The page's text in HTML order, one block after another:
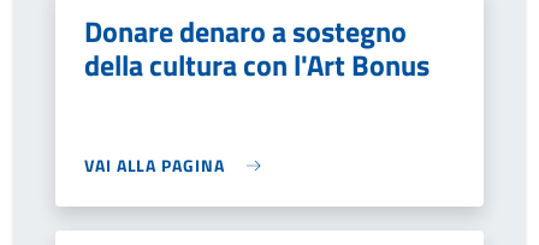
Donare denaro a sostegno
della cultura con l'Art Bonus
VAI ALLA PAGINA